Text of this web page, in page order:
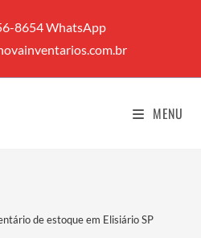
8654 WhatsApp
MENU
de estoque em Elisiário SP